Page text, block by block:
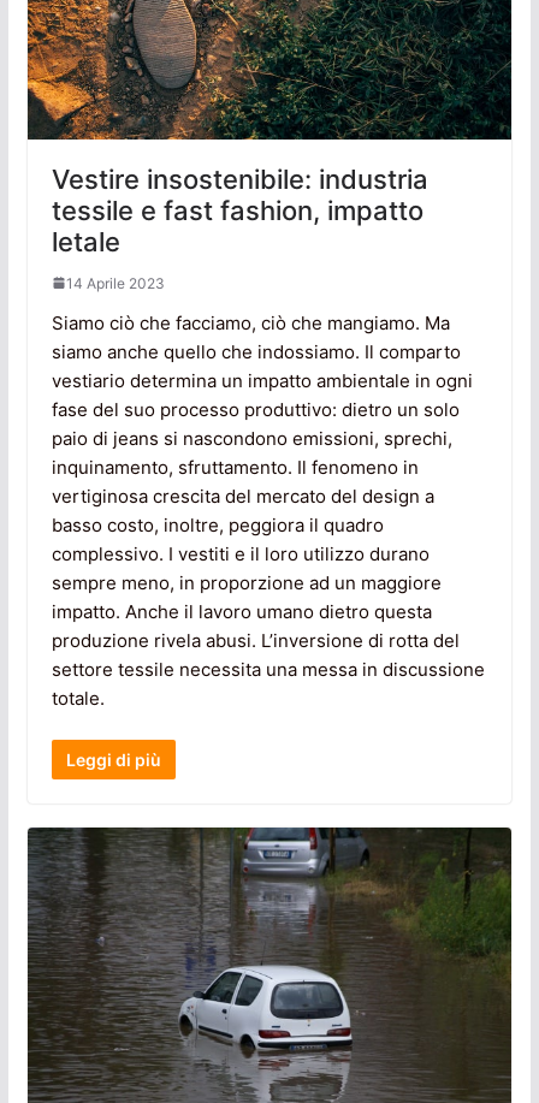
Vestire insostenibile: industria
tessile e fast fashion, impatto
letale
14 Aprile 2023
Siamo ciò che facciamo, ciò che mangiamo. Ma
siamo anche quello che indossiamo. Il comparto
vestiario determina un impatto ambientale in ogni
fase del suo processo produttivo: dietro un solo
paio di jeans si nascondono emissioni, sprechi,
inquinamento, sfruttamento. Il fenomeno in
vertiginosa crescita del mercato del design a
basso costo, inoltre, peggiora il quadro
complessivo. I vestiti e il loro utilizzo durano
sempre meno, in proporzione ad un maggiore
impatto. Anche il lavoro umano dietro questa
produzione rivela abusi. L’inversione di rotta del
settore tessile necessita una messa in discussione
totale.
Leggi di più